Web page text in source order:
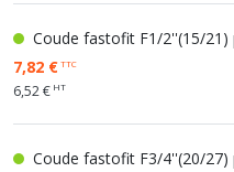
Coude fastofit F1/2''(15/
7,82 €TTC
6,52 € HT
Coude fastofit F3/4''(20/